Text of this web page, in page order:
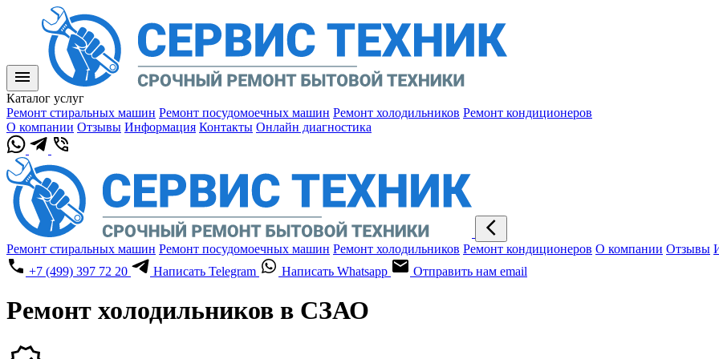
Каталог услуг
Ремонт стиральных машин Ремонт посудомоечных машин Ремонт холодильников Ремонт кондиционеров
О компании Отзывы Информация Контакты Онлайн диагностика
Ремонт стиральных машин Ремонт посудомоечных машин Ремонт холодильников Ремонт кондиционеров О компании Отзывы
+7 (499) 397 72 20
Написать Telegram Написать Whatsapp Отправить нам email
Ремонт холодильников в СЗАО